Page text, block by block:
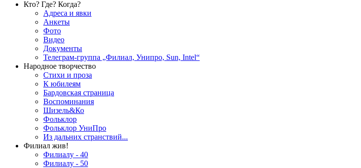
Кто? Где? Когда?
Адреса и явки
Анкеты
Фото
Видео
Документы
Телеграм-группа „Филиал, Унипро, Sun, Intel“
Народное творчество
Стихи и проза
К юбилеям
Бардовская страница
Воспоминания
Шизель&Ко
Фольклор
Фольклор УниПро
Из дальних странствий...
Филиал жив!
Филиалу - 40
Филиалу - 50